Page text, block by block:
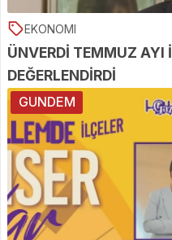
EKONOMI
ÜNVERDİ TEMMUZ AYI
DEĞERLENDİRDİ
GUNDEM